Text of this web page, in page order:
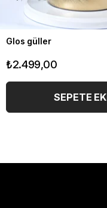
Glos güller
₺2.499,00
SEPETE